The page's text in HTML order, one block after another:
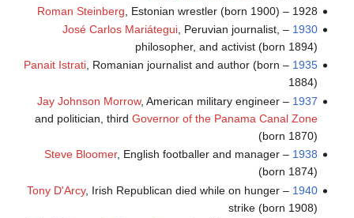
1928 –
Roman Steinberg , Estonian wrestler (born 1900)
1930
–
José Carlos Mariátegui, Peruvian journalist,
philosopher, and activist (born 1894)
1935
–
Panait Istrati, Romanian journalist and author (born
1884)
1937
–
Jay Johnson Morrow, American military engineer
and politician, third Governor of the Panama Canal Zone
(born 1870)
1938
–
Steve Bloomer, English footballer and manager
(born 1874)
1940
–
Tony D'Arcy, Irish Republican died while on hunger
strike (born 1908)